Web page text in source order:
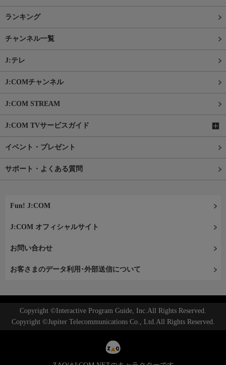
ランキング
チャンネル一覧
J:テレ
J:COMチャンネル
J:COM STREAM
J:COM TVサービスガイド
イベント・プレゼント
サポート・よくある質問
Fun! J:COM
J:COM オフィシャルサイト
お問い合わせ
お客さまのデータ利用･外部送信について
Copyright ©Interactive Program Guide, Inc.All Rights Reserved.
Copyright ©Jupiter Telecommunications Co., Ltd.All Rights Reserved.